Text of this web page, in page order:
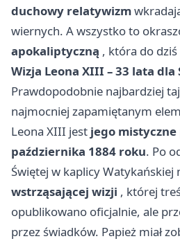
duchowy relatywizm
wiernych. A wszystko to
apokaliptyczną , która do
Wizja Leona XIII – 33 lata dla
Prawdopodobnie najbardziej
najmocniej zapamiętanym
Leona XIII jest jego mistyczne
października 1884 roku. Po
Świętej w kaplicy Watykańskiej
wstrząsającej wizji , której
opublikowano oficjalnie, ale
przez świadków. Papież miał